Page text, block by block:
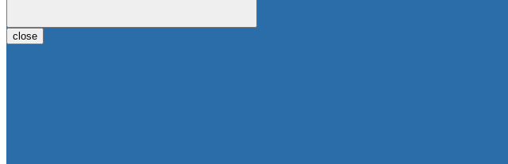
close